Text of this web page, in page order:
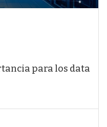
para los data